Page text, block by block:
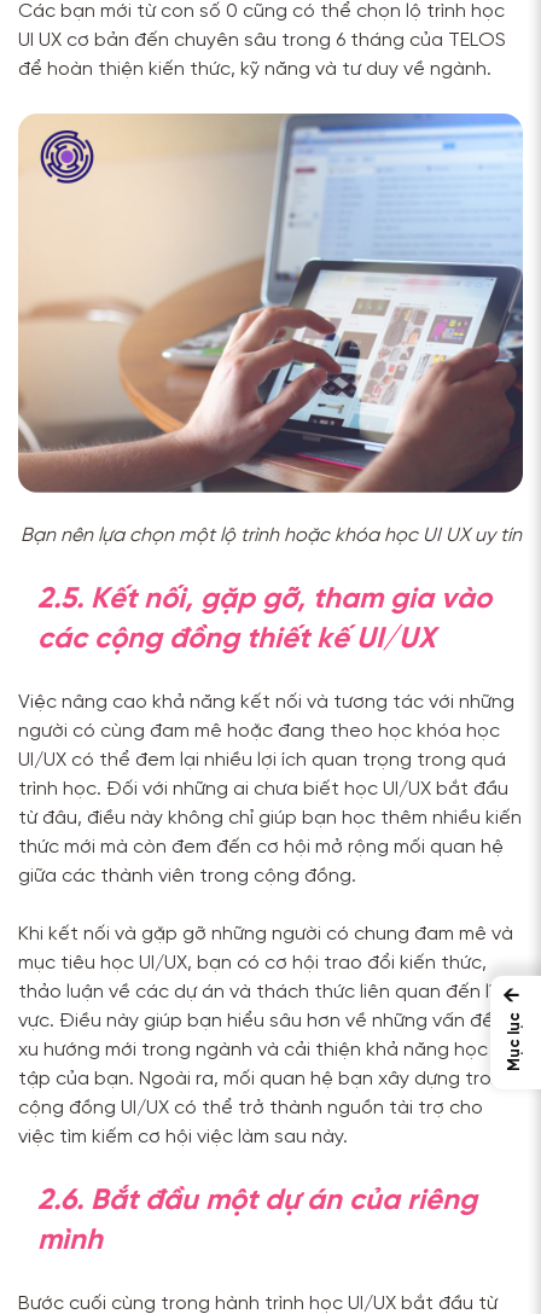
Các bạn mới từ con số 0 cũng có thể chọn lộ trình học
UI UX cơ bản đến chuyên sâu trong 6 tháng của TELOS
để hoàn thiện kiến thức, kỹ năng và tư duy về ngành.
Bạn nên lựa chọn một lộ trình hoặc khóa học UI UX uy tín
2.5. Kết nối, gặp gỡ, tham gia vào
các cộng đồng thiết kế UI/UX
Việc nâng cao khả năng kết nối và tương tác với những
người có cùng đam mê hoặc đang theo học khóa học
UI/UX có thể đem lại nhiều lợi ích quan trọng trong quá
trình học. Đối với những ai chưa biết học UI/UX bắt đầu
từ đâu, điều này không chỉ giúp bạn học thêm nhiều kiến
thức mới mà còn đem đến cơ hội mở rộng mối quan hệ
giữa các thành viên trong cộng đồng.
Khi kết nối và gặp gỡ những người có chung đam mê và
mục tiêu học UI/UX, bạn có cơ hội trao đổi kiến thức,
thảo luận về các dự án và thách thức liên quan đến lĩnh
vực. Điều này giúp bạn hiểu sâu hơn về những vấn đề và
xu hướng mới trong ngành và cải thiện khả năng học
tập của bạn. Ngoài ra, mối quan hệ bạn xây dựng trong
cộng đồng UI/UX có thể trở thành nguồn tài trợ cho
việc tìm kiếm cơ hội việc làm sau này.
2.6. Bắt đầu một dự án của riêng
mình
Bước cuối cùng trong hành trình học UI/UX bắt đầu từ
←
Mục lục